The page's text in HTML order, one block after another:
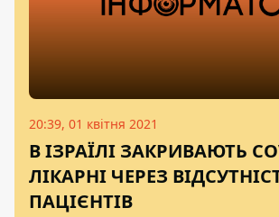
20:39, 01 квітня 2021
В ІЗРАЇЛІ ЗАКРИВАЮТЬ
ЛІКАРНІ ЧЕРЕЗ
ПАЦІЄНТІВ